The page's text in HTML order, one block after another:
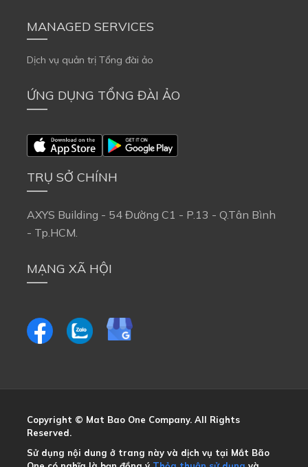
MANAGED SERVICES
Dịch vụ quản trị Tổng đài ảo
ỨNG DỤNG TỔNG ĐÀI ẢO
TRỤ SỞ CHÍNH
AXYS Building - 54 Đường C1 - P.13 - Q.Tân Bình
- Tp.HCM.
MẠNG XÃ HỘI
Copyright © Mat Bao One Company. All Rights
Reserved.
Sử dụng nội dung ở trang này và dịch vụ tại Mắt Bão